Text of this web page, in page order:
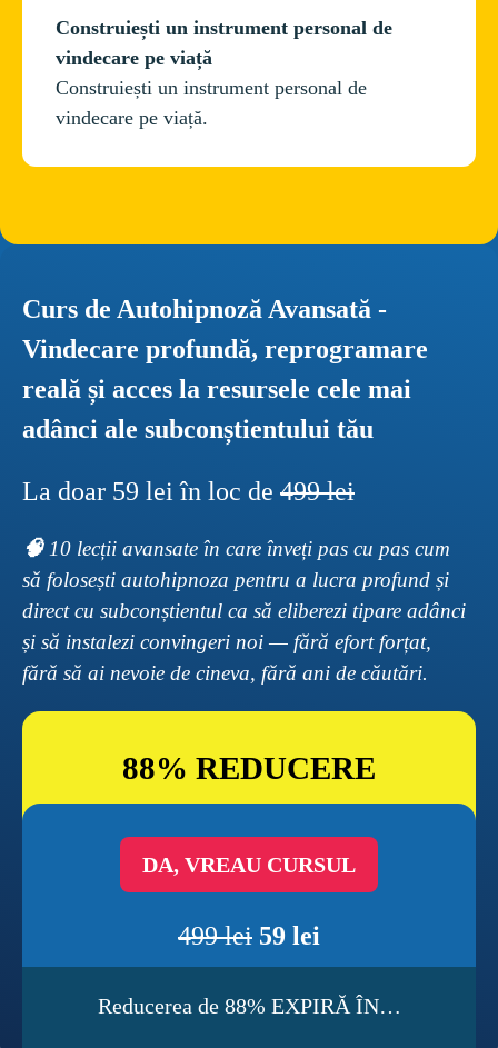
Construiești un instrument personal de
vindecare pe viață
Construiești un instrument personal de
Curs de Autohipnoză Avansată -
Vindecare profundă, reprogramare
reală și acces la resursele cele mai
adânci ale subconștientului tău
La doar 59 lei în loc de 499 lei
🧠 10 lecții avansate în care înveți pas cu pas cum
să folosești autohipnoza pentru a lucra profund și
direct cu subconștientul ca să eliberezi tipare adânci
și să instalezi convingeri noi — fără efort forțat,
fără să ai nevoie de cineva, fără ani de căutări.
88% REDUCERE
DA, VREAU CURSUL
499 lei 59 lei
Reducerea de 88% EXPIRĂ ÎN…